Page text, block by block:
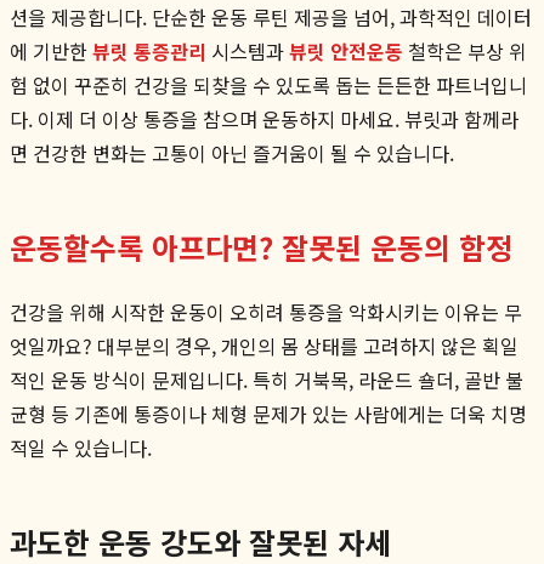
션을 제공합니다. 단순한 운동 루틴 제공을 넘어, 과학적인 데이터
에 기반한뷰릿 통증관리 시스템과뷰릿 안전운동 철학은 부상 위
험 없이 꾸준히 건강을 되찾을 수 있도록 돕는 든든한 파트너입니
다. 이제 더 이상 통증을 참으며 운동하지 마세요. 뷰릿과 함께라
면 건강한 변화는 고통이 아닌 즐거움이 될 수 있습니다.
운동할수록 아프다면? 잘못된 운동의 함정
건강을 위해 시작한 운동이 오히려 통증을 악화시키는 이유는 무
엇일까요? 대부분의 경우, 개인의 몸 상태를 고려하지 않은 획일
적인 운동 방식이 문제입니다. 특히 거북목, 라운드 숄더, 골반 불
균형 등 기존에 통증이나 체형 문제가 있는 사람에게는 더욱 치명
적일 수 있습니다.
과도한 운동 강도와 잘못된 자세